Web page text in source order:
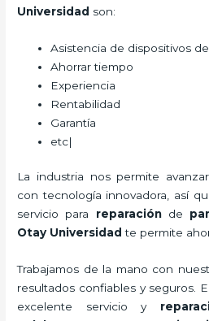
Universidad son:
Asistencia de dispositivos
Ahorrar tiempo
Experiencia
Rentabilidad
Garantía
etc|
La industria nos permite
con tecnología innovadora, así
servicio para reparaciónde
Otay Universidad te permite
Trabajamos de la mano con
resultados confiables y seguros.
excelente servicio y